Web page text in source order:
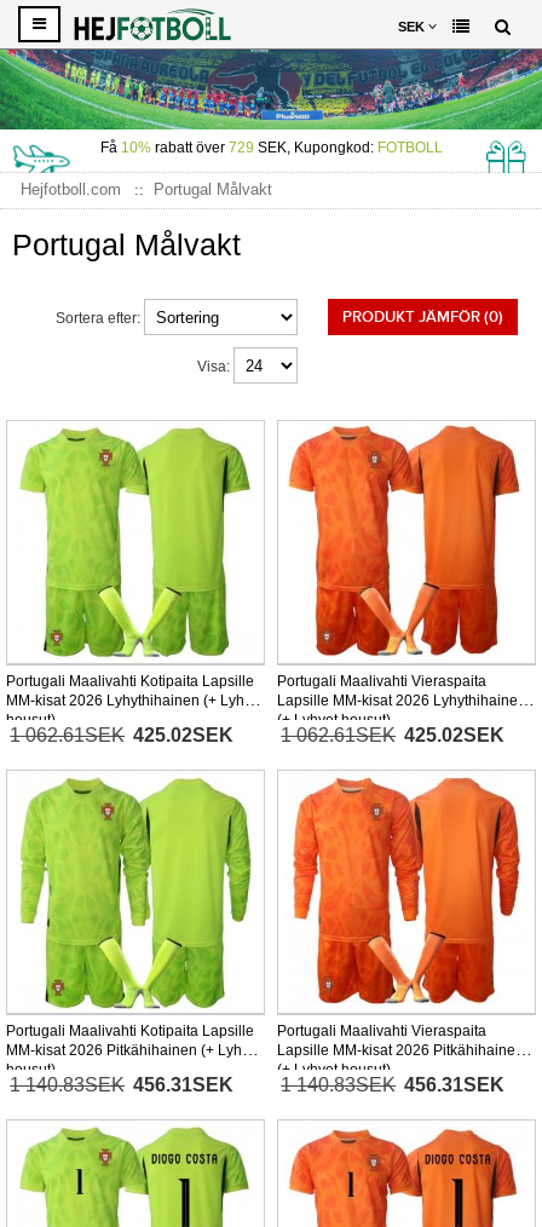
SEK
Få 10%rabatt över 729 SEK, Kupongkod: FOTBOLL
Hejfotboll.com Portugal Målvakt
Portugal Målvakt
PRODUKT JÄMFÖR (0)
Sortera efter:
Visa:
Portugali Maalivahti Kotipaita Lapsille
MM-kisat 2026 Lyhythihainen (+ Lyhyet
housut)
1 062.61SEK 425.02SEK
Portugali Maalivahti Vieraspaita
Lapsille MM-kisat 2026 Lyhythihainen
(+ Lyhyet housut)
1 062.61SEK 425.02SEK
Portugali Maalivahti Kotipaita Lapsille
MM-kisat 2026 Pitkähihainen (+ Lyhyet
housut)
1 140.83SEK 456.31SEK
Portugali Maalivahti Vieraspaita
Lapsille MM-kisat 2026 Pitkähihainen
(+ Lyhyet housut)
1 140.83SEK 456.31SEK